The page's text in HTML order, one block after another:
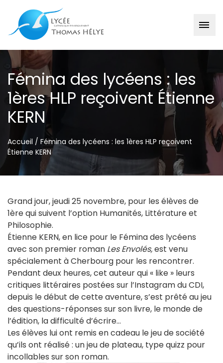
Passer
au
contenu
Fémina des lycéens : les
1ères HLP reçoivent Étienne
KERN
Accueil / Fémina des lycéens : les 1ères HLP reçoivent
Étienne KERN
Grand jour, jeudi 25 novembre, pour les élèves de
1ère qui suivent l’option Humanités, Littérature et
Philosophie.
Étienne KERN, en lice pour le Fémina des lycéens
avec son premier roman Les Envolés,est venu
spécialement à Cherbourg pour les rencontrer.
Pendant deux heures, cet auteur qui « like » leurs
critiques littéraires postées sur l’Instagram du CDI,
depuis le début de cette aventure, s’est prêté au jeu
des questions-réponses sur son livre, le monde de
l’édition, la difficulté d’écrire…
Les élèves lui ont remis en cadeau le jeu de société
qu’ils ont réalisé : un jeu de plateau, type quizz pour
incollables sur son roman.